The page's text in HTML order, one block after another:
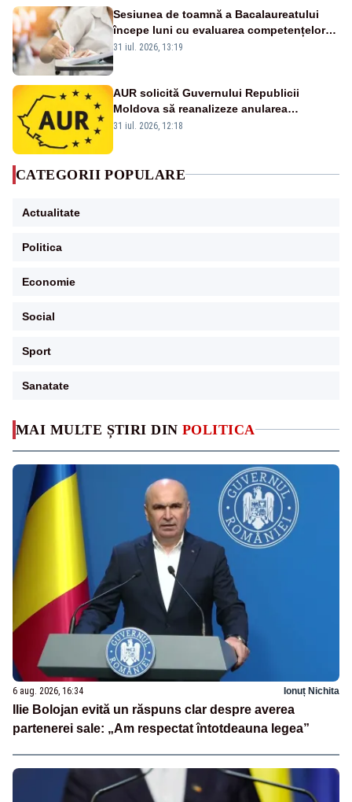
MAI MULTE ȘTIRI DIN POLITICA
6 aug. 2026, 16:34 Ionuț Nichita
Ilie Bolojan evită un răspuns clar despre averea
partenerei sale: „Am respectat întotdeauna legea”
Sesiunea de toamnă a Bacalaureatului
începe luni cu evaluarea competențelor
orale la Limba română
31 iul. 2026, 13:19
AUR solicită Guvernului Republicii
Moldova să reanalizeze anularea
concertului de Ziua Limbii Române
31 iul. 2026, 12:18
CATEGORII POPULARE
Actualitate
Politica
Economie
Social
Sport
Sanatate